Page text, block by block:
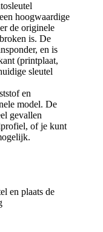
hoogwaardige
de originele
is. De
en is
(printplaat,
sleutel
en
model. De
gevallen
of je kunt
en plaats de